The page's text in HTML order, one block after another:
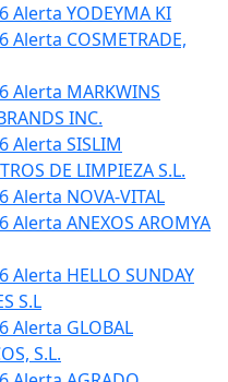
Alerta YODEYMA KI
Alerta COSMETRADE,
Alerta MARKWINS
INC.
Alerta SISLIM
DE LIMPIEZA S.L.
Alerta NOVA-VITAL
Alerta ANEXOS AROMYA
Alerta HELLO SUNDAY
S.L
Alerta GLOBAL
S.L.